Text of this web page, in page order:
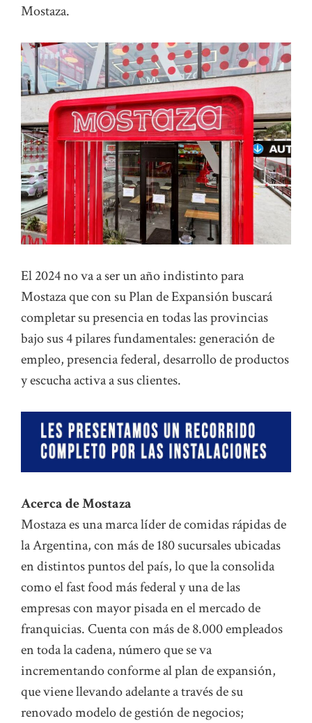
Mostaza.
El 2024 no va a ser un año indistinto para
Mostaza que con su Plan de Expansión buscará
completar su presencia en todas las provincias
bajo sus 4 pilares fundamentales: generación de
empleo, presencia federal, desarrollo de productos
y escucha activa a sus clientes.
Acerca de Mostaza
Mostaza es una marca líder de comidas rápidas de
la Argentina, con más de 180 sucursales ubicadas
en distintos puntos del país, lo que la consolida
como el fast food más federal y una de las
empresas con mayor pisada en el mercado de
franquicias. Cuenta con más de 8.000 empleados
en toda la cadena, número que se va
incrementando conforme al plan de expansión,
que viene llevando adelante a través de su
renovado modelo de gestión de negocios;